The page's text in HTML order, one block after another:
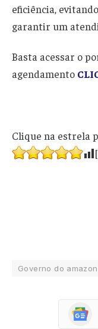
eficiência,
garantir um
Basta acessar o
agendamento
Clique na estrela
Governo do